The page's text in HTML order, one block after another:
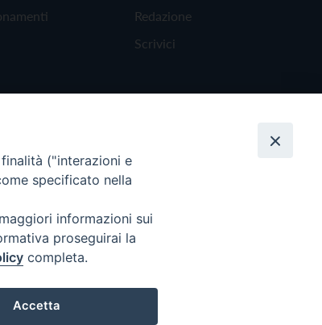
Redazione
Scrivici
("interazioni e
specificato nella
informazioni sui
proseguirai la
completa.
Accetta